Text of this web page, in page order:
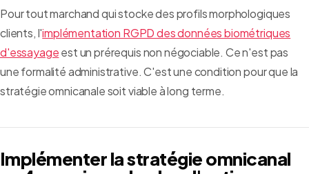
Pour tout marchand qui stocke des profils morphologiques
clients, l'implémentation RGPD des données biométriques
d'essayageest un prérequis non négociable. Ce n'est pas
une formalité administrative. C'est une condition pour que la
stratégie omnicanale soit viable à long terme.
Implémenter la stratégie omnicanal